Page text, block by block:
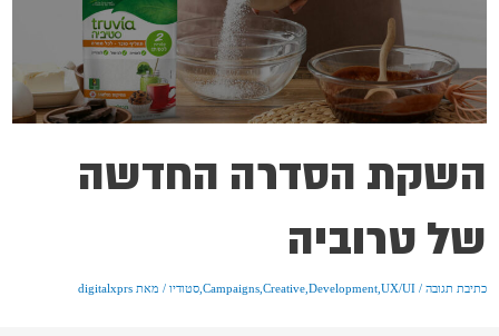
השקת הסדרה החדשה
של טרוביה
כתיבת תגובה /
Campaigns ,Creative ,Development ,UX/UI
, סטודיו/ מאת digitalxprs